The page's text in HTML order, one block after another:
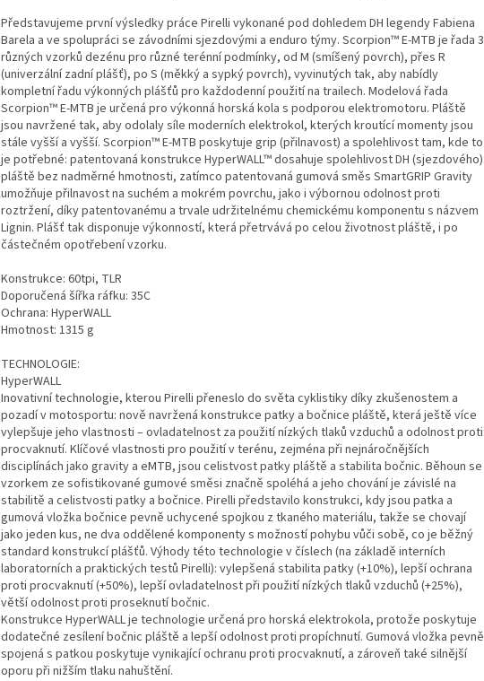
Představujeme první výsledky práce Pirelli vykonané pod dohledem DH legendy Fabiena
Barela a ve spolupráci se závodními sjezdovými a enduro týmy. Scorpion™ E-MTB je řada 3
různých vzorků dezénu pro různé terénní podmínky, od M (smíšený povrch), přes R
(univerzální zadní plášť), po S (měkký a sypký povrch), vyvinutých tak, aby nabídly
kompletní řadu výkonných plášťů pro každodenní použití na trailech. Modelová řada
Scorpion™ E-MTB je určená pro výkonná horská kola s podporou elektromotoru. Pláště
jsou navržené tak, aby odolaly síle moderních elektrokol, kterých kroutící momenty jsou
stále vyšší a vyšší. Scorpion™ E-MTB poskytuje grip (přilnavost) a spolehlivost tam, kde to
je potřebné: patentovaná konstrukce HyperWALL™ dosahuje spolehlivost DH (sjezdového)
pláště bez nadměrné hmotnosti, zatímco patentovaná gumová směs SmartGRIP Gravity
umožňuje přilnavost na suchém a mokrém povrchu, jako i výbornou odolnost proti
roztržení, díky patentovanému a trvale udržitelnému chemickému komponentu s názvem
Lignin. Plášť tak disponuje výkonností, která přetrvává po celou životnost pláště, i po
částečném opotřebení vzorku.
Konstrukce: 60tpi, TLR
Doporučená šířka ráfku: 35C
Ochrana: HyperWALL
Hmotnost: 1315 g
TECHNOLOGIE:
HyperWALL
Inovativní technologie, kterou Pirelli přeneslo do světa cyklistiky díky zkušenostem a
pozadí v motosportu: nově navržená konstrukce patky a bočnice pláště, která ještě více
vylepšuje jeho vlastnosti – ovladatelnost za použití nízkých tlaků vzduchů a odolnost proti
procvaknutí. Klíčové vlastnosti pro použití v terénu, zejména při nejnáročnějších
disciplínách jako gravity a eMTB, jsou celistvost patky pláště a stabilita bočnic. Běhoun se
vzorkem ze sofistikované gumové směsi značně spoléhá a jeho chování je závislé na
stabilitě a celistvosti patky a bočnice. Pirelli představilo konstrukci, kdy jsou patka a
gumová vložka bočnice pevně uchycené spojkou z tkaného materiálu, takže se chovají
jako jeden kus, ne dva oddělené komponenty s možností pohybu vůči sobě, co je běžný
standard konstrukcí plášťů. Výhody této technologie v číslech (na základě interních
laboratorních a praktických testů Pirelli): vylepšená stabilita patky (+10%), lepší ochrana
proti procvaknutí (+50%), lepší ovladatelnost při použití nízkých tlaků vzduchů (+25%),
větší odolnost proti proseknutí bočnic.
Konstrukce HyperWALL je technologie určená pro horská elektrokola, protože poskytuje
dodatečné zesílení bočnic pláště a lepší odolnost proti propíchnutí. Gumová vložka pevně
spojená s patkou poskytuje vynikající ochranu proti procvaknutí, a zároveň také silnější
oporu při nižším tlaku nahuštění.